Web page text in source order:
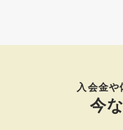
入会金
今